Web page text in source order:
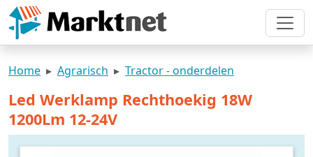
Home Agrarisch Tractor - onderdelen
Led Werklamp Rechthoekig 18W
1200Lm 12-24V